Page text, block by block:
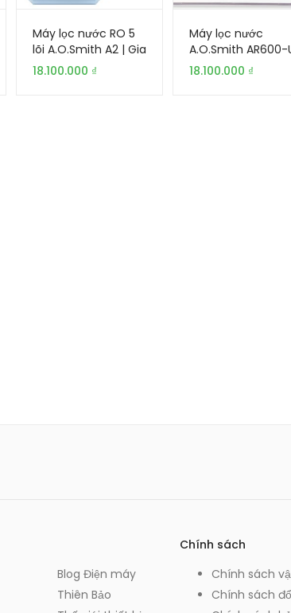
Máy lọc nước RO 5
lõi A.O.Smith A2 | Gia
Khang
18.100.000 ₫
Máy lọc nước
A.O.Smith AR600-
5 lõi | Gia Khang
18.100.000 ₫
Blog Điện máy
Thiên Bảo
Chính sách
Chính sách
Chính sách